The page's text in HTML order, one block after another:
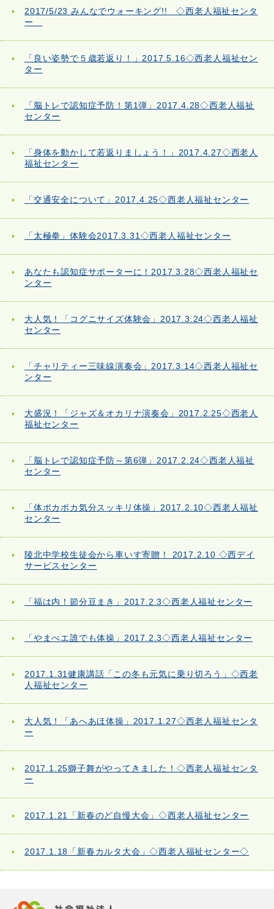
2017/5/23 みんなでウォーキング!! ◇西老人福祉センタ
ー
「良い姿勢で５歳若返り！」2017.5.16◇西老人福祉セン
ター
「脳トレで認知症予防！第1弾」2017.4.28◇西老人福祉
センター
「身体を動かして若返りましょう！」2017.4.27◇西老人
福祉センター
「交通安全について」2017.4.25◇西老人福祉センター
「太極拳」体験会2017.3.31◇西老人福祉センター
あなたも認知症サポーターに！2017.3.28◇西老人福祉セ
ンター
大人気！「コグニサイズ体験会」2017.3.24◇西老人福祉
センター
「チャリティー三味線演奏会」2017.3.14◇西老人福祉セ
ンター
大盛況！「ジャズ＆オカリナ演奏会」2017.2.25◇西老人
福祉センター
「脳トレで認知症予防～第6弾」2017.2.24◇西老人福祉
センター
「体ポカポカ気分スッキリ体操」2017.2.10◇西老人福祉
センター
陵北中学校生徒会から車いす寄贈！ 2017.2.10 ◇西デイ
サービスセンター
「福は内！節分豆まき」2017.2.3◇西老人福祉センター
「やまべエ誰でも体操」2017.2.3◇西老人福祉センター
2017.1.31健康講話「この冬も元気に乗り切ろう」◇西老
人福祉センター
大人気！「あへあほ体操」2017.1.27◇西老人福祉センタ
ー
2017.1.25獅子舞がやってきました！◇西老人福祉センタ
ー
2017.1.21「新春のど自慢大会」◇西老人福祉センター
2017.1.18「新春カルタ大会」◇西老人福祉センター◇